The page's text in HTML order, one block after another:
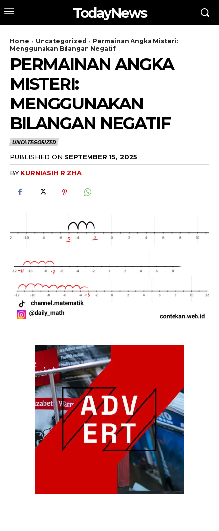
TodayNews
Home Uncategorized
Permainan Angka Misteri:
Menggunakan Bilangan Negatif
PERMAINAN ANGKA
MISTERI:
MENGGUNAKAN
BILANGAN NEGATIF
UNCATEGORIZED
PUBLISHED ON SEPTEMBER 15, 2025
BY KURNIASIH RIZHA